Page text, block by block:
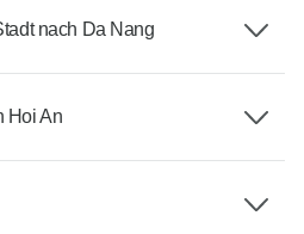
nach Da Nang
Hoi An